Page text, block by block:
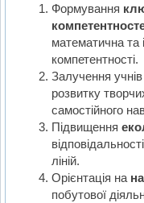
Формування
математична та
компетентності.
Залучення
розвитку
самостійного
Підвищення
ліній.
Орієнтація на
побутової